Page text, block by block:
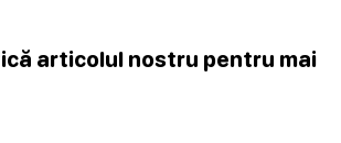
articolul nostru pentru mai